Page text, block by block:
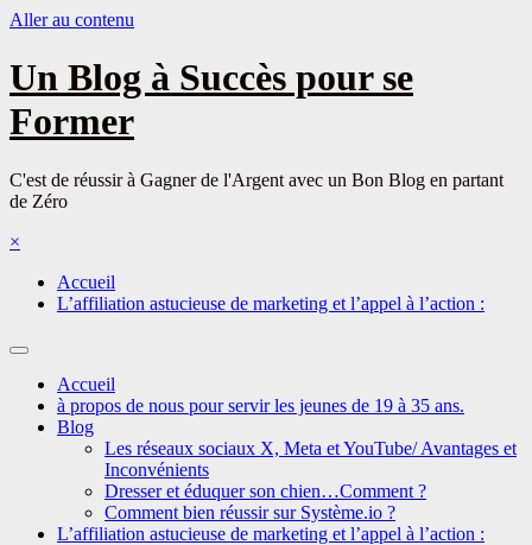
Aller au contenu
Un Blog à Succès pour se
Former
C'est de réussir à Gagner de l'Argent avec un Bon Blog en partant
de Zéro
×
Accueil
L’affiliation astucieuse de marketing et l’appel à l’action :
Accueil
à propos de nous pour servir les jeunes de 19 à 35 ans.
Blog
Les réseaux sociaux X, Meta et YouTube/ Avantages et
Inconvénients
Dresser et éduquer son chien…Comment ?
Comment bien réussir sur Système.io ?
L’affiliation astucieuse de marketing et l’appel à l’action :